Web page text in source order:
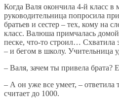
Когда Валя окончила 4-й класс в
руководительница попросила
братьев и сестер – тех, кому на
класс. Валюша примчалась
песке, что-то строил… Схватила
– и бегом в школу. Учительница
– Валя, зачем ты привела брата?
– А он уже все умеет, – ответила
считает до 1000.